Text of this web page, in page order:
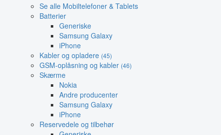
Se alle Mobiltelefoner & Tablets
Batterier
Generiske
Samsung Galaxy
iPhone
Kabler og opladere (45)
GSM-oplåsning og kabler (46)
Skærme
Nokia
Andre producenter
Samsung Galaxy
iPhone
Reservedele og tilbehør